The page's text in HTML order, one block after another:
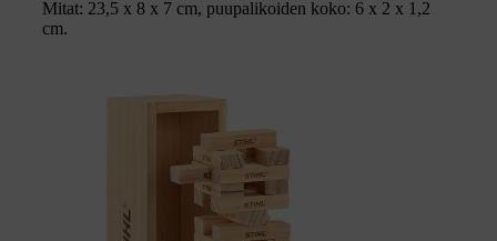
Mitat: 23,5 x 8 x 7 cm, puupalikoiden koko: 6 x 2 x 1,2
cm.